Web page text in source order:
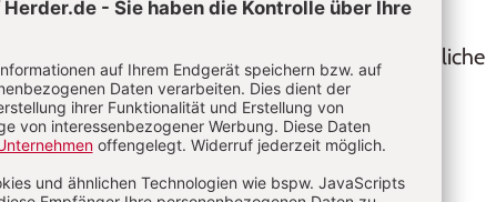
Von Christiane Schaber-Schoor
Herbstfreuden: Aktionen rund um jahreszeitliche
Phänomene
Von Michaela Lambrecht
Gleich knallt’s!
Kreative Angebote mit